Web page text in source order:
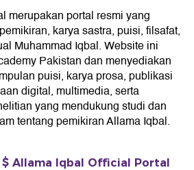
merupakan portal resmi yang
karya sastra, puisi, filsafat,
Muhammad Iqbal. Website ini
Pakistan dan menyediakan
puisi, karya prosa, publikasi
digital, multimedia, serta
yang mendukung studi dan
tentang pemikiran Allama Iqbal.
$ Allama Iqbal Official Portal